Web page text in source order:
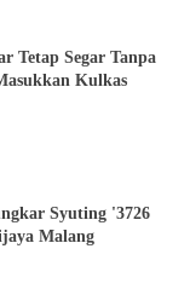
Tetap Segar Tanpa
Kulkas
Syuting '3726
Malang